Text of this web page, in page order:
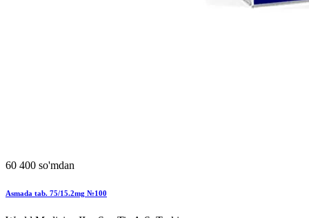
60 400 so'mdan
Asmada tab. 75/15.2mg №100